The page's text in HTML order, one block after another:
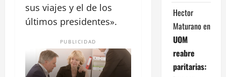
sus viajes y el de los
últimos presidentes».
PUBLICIDAD
Hector
Maturano en
UOM
reabre
paritarias: